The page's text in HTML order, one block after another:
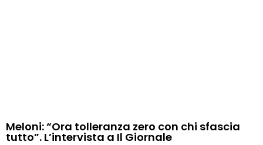
Meloni: “Ora tolleranza zero con chi sfascia
tutto”. L’intervista a Il Giornale